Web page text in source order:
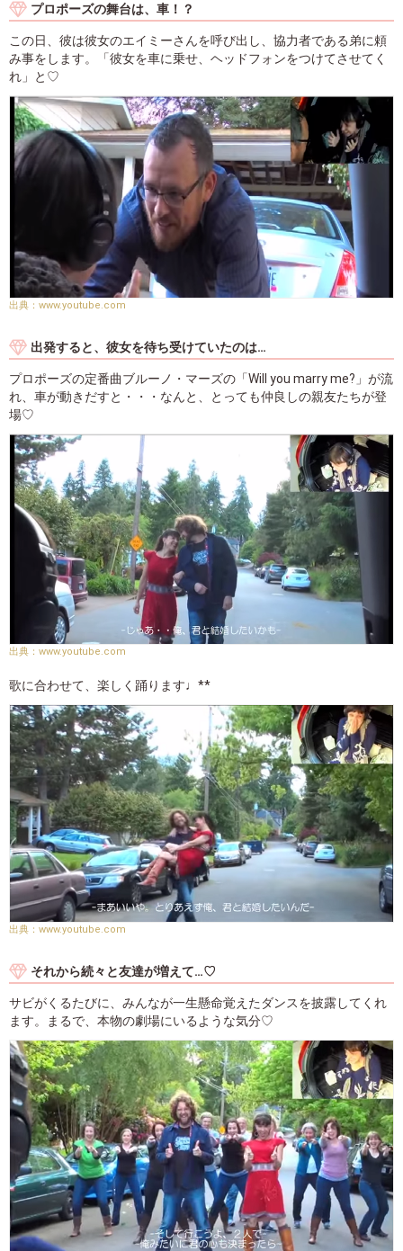
プロポーズの舞台は、車！？
この日、彼は彼女のエイミーさんを呼び出し、協力者である弟に頼
み事をします。「彼女を車に乗せ、ヘッドフォンをつけてさせてく
れ」と♡
www.youtube.com
出発すると、彼女を待ち受けていたのは…
プロポーズの定番曲ブルーノ・マーズの「Will you marry me?」が流
れ、車が動きだすと・・・なんと、とっても仲良しの親友たちが登
場♡
www.youtube.com
歌に合わせて、楽しく踊ります♩**
www.youtube.com
それから続々と友達が増えて…♡
サビがくるたびに、みんなが一生懸命覚えたダンスを披露してくれ
ます。まるで、本物の劇場にいるような気分♡